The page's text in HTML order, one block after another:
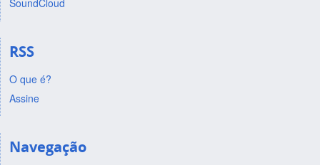
SoundCloud
RSS
O que é?
Assine
Navegação